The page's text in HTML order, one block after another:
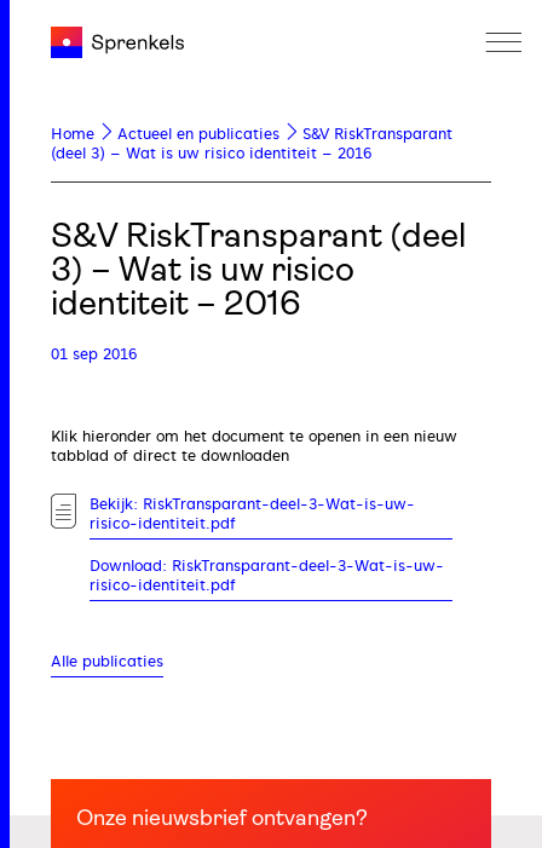
Home Actueel en publicaties
S&V RiskTransparant
(deel 3) – Wat is uw risico identiteit – 2016
S&V RiskTransparant (deel
3) – Wat is uw risico
identiteit – 2016
01 sep 2016
Klik hieronder om het document te openen in een nieuw
tabblad of direct te downloaden
Bekijk: RiskTransparant-deel-3-Wat-is-uw-
risico-identiteit.pdf
Download: RiskTransparant-deel-3-Wat-is-uw-
risico-identiteit.pdf
Alle publicaties
Onze nieuwsbrief ontvangen?